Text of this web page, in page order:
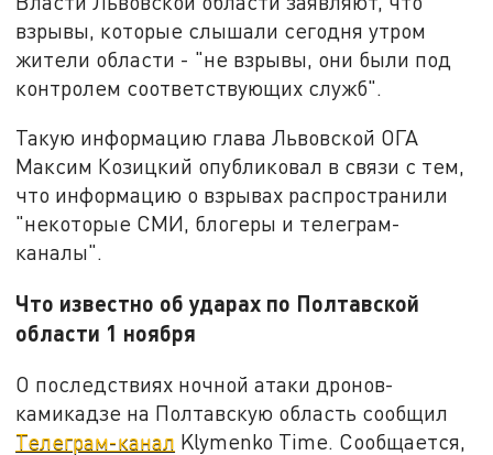
взрывы, которые слышали сегодня утром
жители области - "не взрывы, они были под
контролем соответствующих служб".
Такую информацию глава Львовской ОГА
Максим Козицкий опубликовал в связи с тем,
что информацию о взрывах распространили
"некоторые СМИ, блогеры и телеграм-
каналы".
Что известно об ударах по Полтавской
области 1 ноября
О последствиях ночной атаки дронов-
камикадзе на Полтавскую область сообщил
Телеграм-канал Klymenko Time. Сообщается,